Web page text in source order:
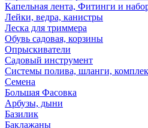
Капельная лента, Фитинги и
Лейки, ведра, канистры
Леска для триммера
Обувь садовая, корзины
Опрыскиватели
Садовый инструмент
Системы полива, шланги,
Семена
Большая Фасовка
Арбузы, дыни
Базилик
Баклажаны